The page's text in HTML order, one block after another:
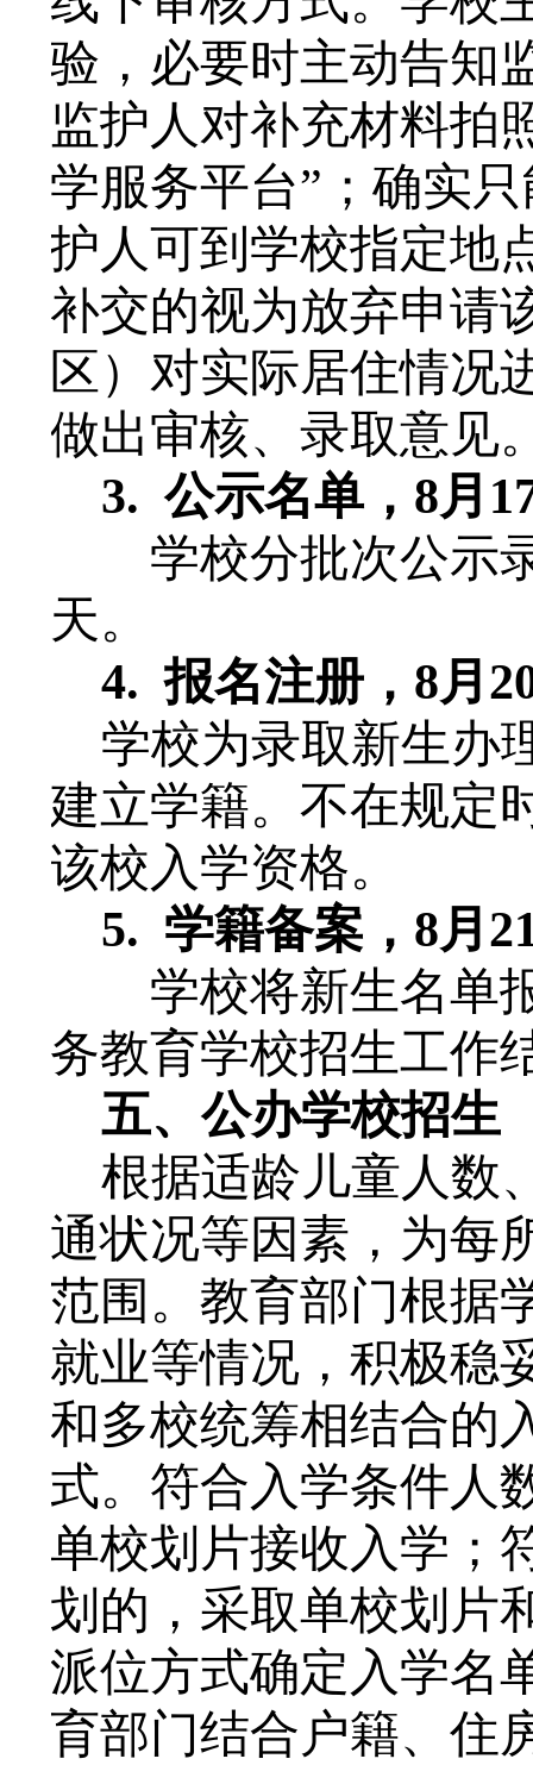
验，必要时主动告知
监护人对补充材料拍
学服务平台”；确实
护人可到学校指定地
补交的视为放弃申请
区）对实际居住情况
做出审核、录取意见
3. 公示名单， 8月
学校分批次公示
天。
4. 报名注册 ， 8月
学校为录取新生办
建立学籍。不在规定
该校入学资格。
5. 学籍备案 ， 8月
学校将新生名单
务教育学校招生工作
五、公办学校招生
根据适龄儿童人数
通状况等因素，为每
范围。教育部门根据
就业等情况，积极稳
和多校统筹相结合的
式。符合入学条件人
单校划片接收入学；
划的，采取单校划片
派位方式确定入学名
育部门结合户籍、住